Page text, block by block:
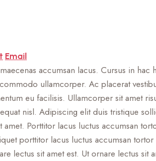
Email
accumsan lacus. Cursus in hac
ullamcorper. Ac placerat
eu facilisis. Ullamcorper sit amet
nisl. Adipiscing elit duis tristique
Porttitor lacus luctus accumsan
porttitor lacus luctus accumsan
lectus sit amet est. Ut ornare lectus sit